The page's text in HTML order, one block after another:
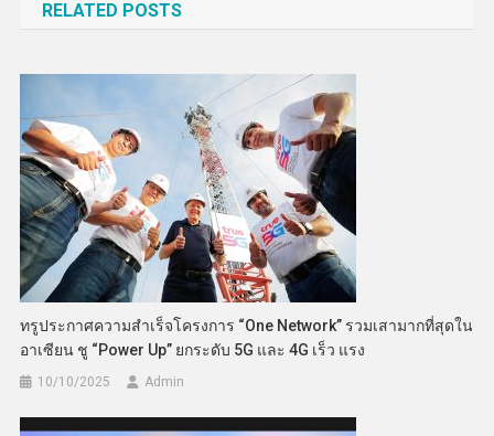
RELATED POSTS
ทรูประกาศความสำเร็จโครงการ “One Network” รวมเสามากที่สุดใน
อาเซียน ชู “Power Up” ยกระดับ 5G และ 4G เร็ว แรง
10/10/2025 Admin